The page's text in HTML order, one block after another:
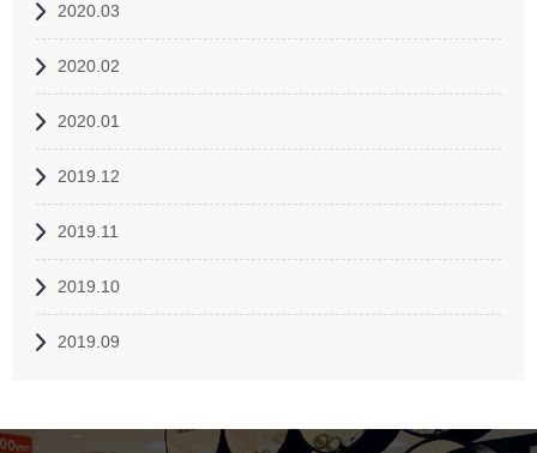
2020.03
2020.02
2020.01
2019.12
2019.11
2019.10
2019.09